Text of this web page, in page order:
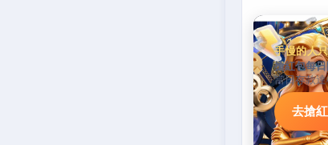
手慢的人
搶紅包每
當日存款
去搶